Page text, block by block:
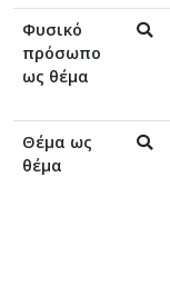
Φυσικό
πρόσωπο
ως θέμα
Θέμα ως
θέμα